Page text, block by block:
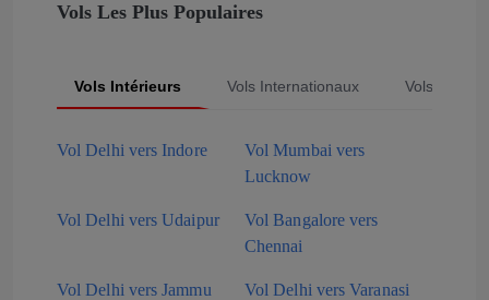
Vols Les Plus Populaires
Vols Intérieurs Vols Internationaux Vols
Vol Delhi vers Indore
Vol Mumbai vers
Lucknow
Vol Delhi vers Udaipur
Vol Bangalore vers
Chennai
Vol Delhi vers Jammu Vol Delhi vers Varanasi